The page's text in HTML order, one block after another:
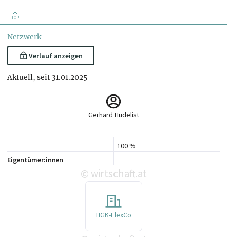
TOP
Netzwerk
Verlauf anzeigen
Aktuell, seit 31.01.2025
Gerhard Hudelist
100 %
Eigentümer:innen
© wirtschaft.at
HGK-FlexCo